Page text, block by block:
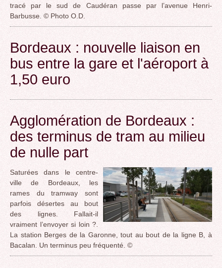
tracé par le sud de Caudéran passe par l’avenue Henri-
Barbusse. © Photo O.D.
Bordeaux : nouvelle liaison en
bus entre la gare et l'aéroport à
1,50 euro
Agglomération de Bordeaux :
des terminus de tram au milieu
de nulle part
Saturées dans le centre-
ville de Bordeaux, les
rames du tramway sont
parfois désertes au bout
des lignes. Fallait-il
vraiment l’envoyer si loin ?.
La station Berges de la Garonne, tout au bout de la ligne B, à
Bacalan. Un terminus peu fréquenté. ©